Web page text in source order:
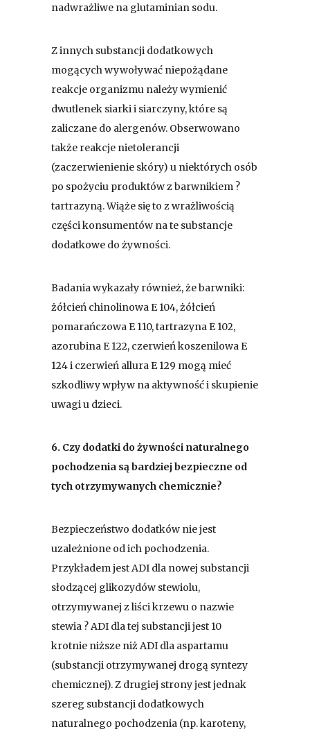
nadwrażliwe na glutaminian sodu.
Z innych substancji dodatkowych
mogących wywoływać niepożądane
reakcje organizmu należy wymienić
dwutlenek siarki i siarczyny, które są
zaliczane do alergenów. Obserwowano
także reakcje nietolerancji
(zaczerwienienie skóry) u niektórych osób
po spożyciu produktów z barwnikiem ?
tartrazyną. Wiąże się to z wrażliwością
części konsumentów na te substancje
dodatkowe do żywności.
Badania wykazały również, że barwniki:
żółcień chinolinowa E 104, żółcień
pomarańczowa E 110, tartrazyna E 102,
azorubina E 122, czerwień koszenilowa E
124 i czerwień allura E 129 mogą mieć
szkodliwy wpływ na aktywność i skupienie
uwagi u dzieci.
6. Czy dodatki do żywności naturalnego
pochodzenia są bardziej bezpieczne od
tych otrzymywanych chemicznie?
Bezpieczeństwo dodatków nie jest
uzależnione od ich pochodzenia.
Przykładem jest ADI dla nowej substancji
słodzącej glikozydów stewiolu,
otrzymywanej z liści krzewu o nazwie
stewia ? ADI dla tej substancji jest 10
krotnie niższe niż ADI dla aspartamu
(substancji otrzymywanej drogą syntezy
chemicznej). Z drugiej strony jest jednak
szereg substancji dodatkowych
naturalnego pochodzenia (np. karoteny,